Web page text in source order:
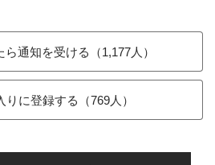
ら通知を受ける（1,177人）
りに登録する（769人）